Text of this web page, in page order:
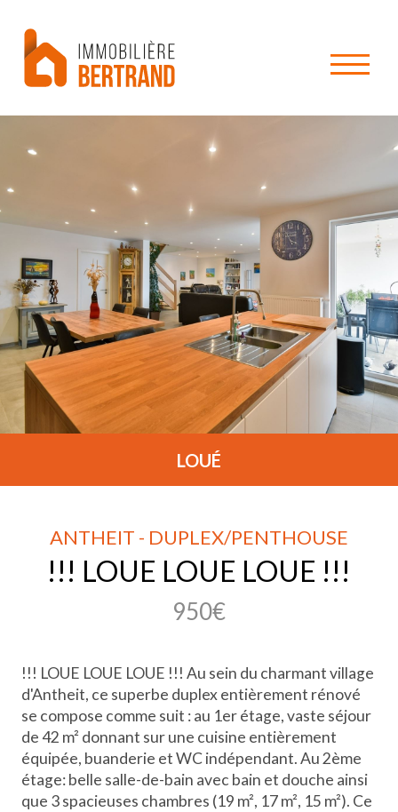
LOUÉ
ANTHEIT - DUPLEX/PENTHOUSE
!!! LOUE LOUE LOUE !!!
950€
!!! LOUE LOUE LOUE !!! Au sein du charmant village
d'Antheit, ce superbe duplex entièrement rénové
se compose comme suit : au 1er étage, vaste séjour
de 42 m² donnant sur une cuisine entièrement
équipée, buanderie et WC indépendant. Au 2ème
étage: belle salle-de-bain avec bain et douche ainsi
que 3 spacieuses chambres (19 m², 17 m², 15 m²). Ce